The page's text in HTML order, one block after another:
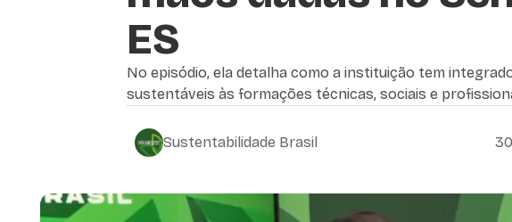
ES
No episódio, ela detalha como a instituição tem
sustentáveis às formações técnicas, sociais e
Sustentabilidade Brasil